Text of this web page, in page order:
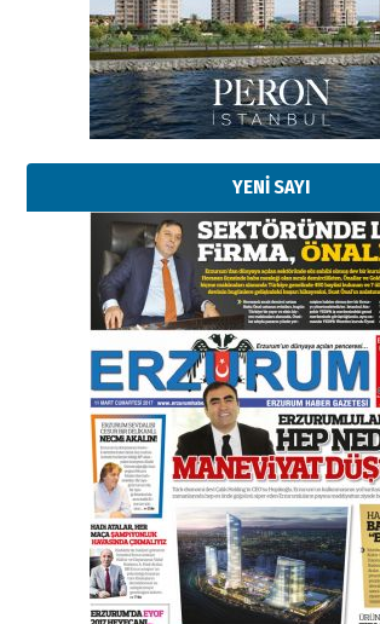
YENİ SAYI
Esat BİNDESEN
Başkan Sekmen’den Erzurum’a
bir vizyon proje daha!
02 Ağustos 2026 Pazar
Kadir SABUNCUOĞLU
Erzurumspor’un köşe taşları
29 Haziran 2026 Pazartesi